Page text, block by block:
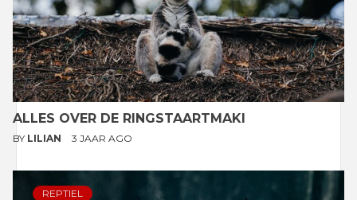
ALLES OVER DE RINGSTAARTMAKI
BY LILIAN 3 JAAR AGO
REPTIEL